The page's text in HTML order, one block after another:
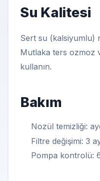
Su Kalitesi
Sert su (kalsiyumlu)
Mutlaka ters ozmoz
kullanın.
Bakım
Nozül temizliği:
Filtre değişimi: 3
Pompa kontrolü: